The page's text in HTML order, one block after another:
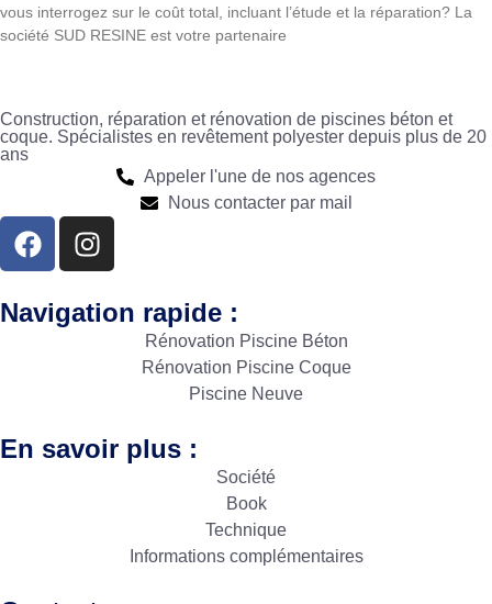
vous interrogez sur le coût total, incluant l’étude et la réparation? La
société SUD RESINE est votre partenaire
Construction, réparation et rénovation de piscines béton et
coque. Spécialistes en revêtement polyester depuis plus de 20
ans
Appeler l'une de nos agences
Nous contacter par mail
Navigation rapide :
Rénovation Piscine Béton
Rénovation Piscine Coque
Piscine Neuve
En savoir plus :
Société
Book
Technique
Informations complémentaires